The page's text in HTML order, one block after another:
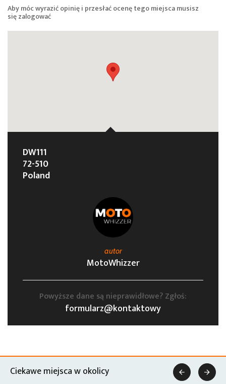
Aby móc wyrazić opinię i przesłać ocenę tego miejsca musisz
sięzalogować
DW111
72-510
Poland
autor
MotoWhizzer
Powyższe dane są nieprawidłowe? Zgłoś:
formularz@kontaktowy
Ciekawe miejsca w okolicy  